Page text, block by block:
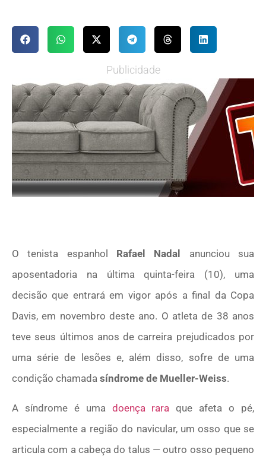
Publicidade
O tenista espanhol Rafael Nadal
anunciou sua
aposentadoria na última quinta-feira (10), uma
decisão que entrará em vigor após a final da Copa
Davis, em novembro deste ano. O atleta de 38 anos
teve seus últimos anos de carreira prejudicados por
uma série de lesões e, além disso, sofre de uma
condição chamada síndrome de Mueller-Weiss.
A síndrome é uma doença rara que afeta o pé,
especialmente a região do navicular, um osso que se
articula com a cabeça do talus — outro osso pequeno